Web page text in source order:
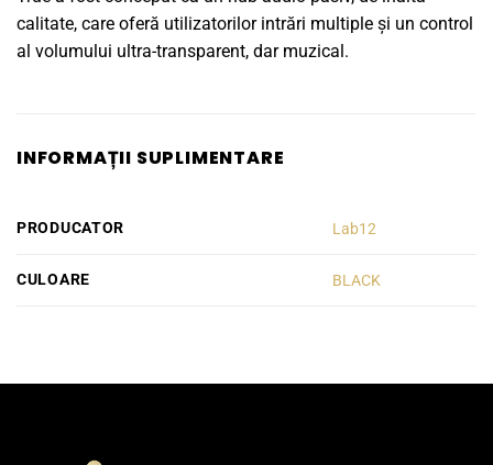
calitate, care oferă utilizatorilor intrări multiple și un control
al volumului ultra-transparent, dar muzical.
INFORMAȚII SUPLIMENTARE
PRODUCATOR Lab12
CULOARE BLACK